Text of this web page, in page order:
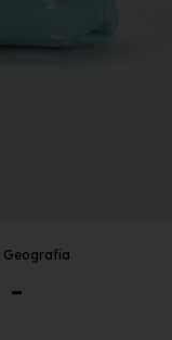
Geografia
-